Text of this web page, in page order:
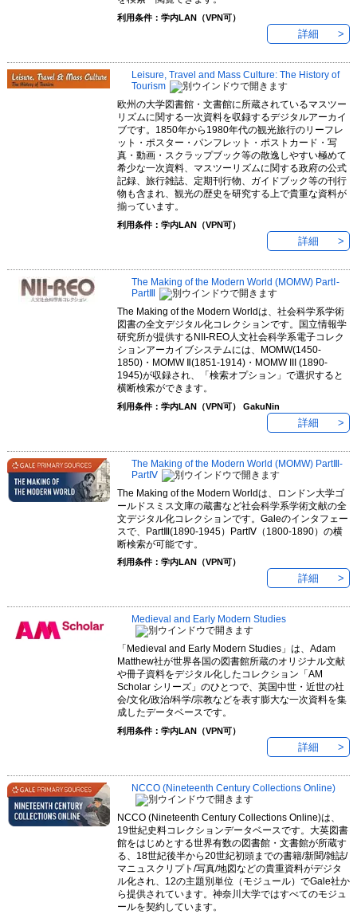
利用条件：学内LAN（VPN可）
詳細
Leisure, Travel and Mass Culture: The History of
Tourism
欧州の大学図書館・文書館に所蔵されているマスツー
リズムに関する一次資料を収録するデジタルアーカイ
ブです。1850年から1980年代の観光旅行のリーフレ
ット・ポスター・パンフレット・ポストカード・写
真・動画・スクラップブック等の散逸しやすい極めて
希少な一次資料、マスツーリズムに関する政府の公式
記録、旅行雑誌、定期刊行物、ガイドブック等の刊行
物も含まれ、観光の歴史を研究する上で貴重な資料が
揃っています。
利用条件：学内LAN（VPN可）
詳細
The Making of the Modern World (MOMW) PartⅠ-
PartⅢ
The Making of the Modern Worldは、社会科学系学術
図書の全文デジタル化コレクションです。国立情報学
研究所が提供するNII-REO人文社会科学系電子コレク
ションアーカイブシステムには、MOMW(1450-
1850)・MOMW Ⅱ(1851-1914)・MOMW III (1890-
1945)が収録され、「検索オプション」で選択すると
横断検索ができます。
利用条件：学内LAN（VPN可） GakuNin
詳細
The Making of the Modern World (MOMW) PartⅢ-
PartⅣ
The Making of the Modern Worldは、ロンドン大学ゴ
ールドスミス文庫の蔵書など社会科学系学術文献の全
文デジタル化コレクションです。Galeのインタフェー
スで、PartⅢ(1890-1945）PartⅣ（1800-1890）の横
断検索が可能です。
利用条件：学内LAN（VPN可）
詳細
Medieval and Early Modern Studies
「Medieval and Early Modern Studies」は、Adam
Matthew社が世界各国の図書館所蔵のオリジナル文献
や冊子資料をデジタル化したコレクション「AM
Scholar シリーズ」のひとつで、英国中世・近世の社
会/文化/政治/科学/宗教などを表す膨大な一次資料を集
成したデータベースです。
利用条件：学内LAN（VPN可）
詳細
NCCO (Nineteenth Century Collections Online)
NCCO (Nineteenth Century Collections Online)は、
19世紀史料コレクションデータベースです。大英図書
館をはじめとする世界有数の図書館・文書館が所蔵す
る、18世紀後半から20世紀初頭までの書籍/新聞/雑誌/
マニュスクリプト/写真/地図などの貴重資料がデジタ
ル化され、12の主題別単位（モジュール）でGale社か
ら提供されています。神奈川大学ではすべてのモジュ
ールを契約しています。